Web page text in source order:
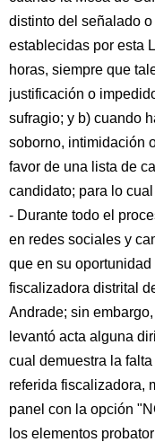
distinto del señalado
establecidas por esta
horas, siempre que
justificación o
sufragio; y b) cuando
soborno, intimidación
favor de una lista de
candidato; para lo
- Durante todo el
en redes sociales y
que en su
fiscalizadora distrital
Andrade; sin
levantó acta alguna
cual demuestra la
referida fiscalizadora,
panel con la opción
los elementos